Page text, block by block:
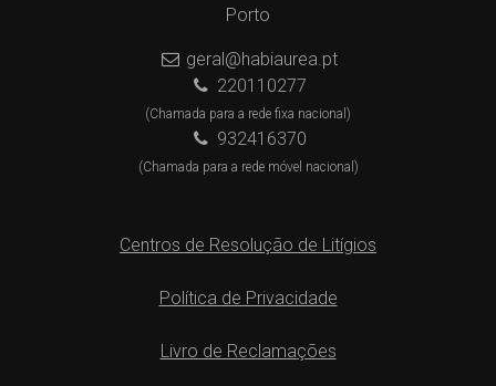
Porto
geral@habiaurea.pt
220110277
(Chamada para a rede fixa nacional)
932416370
(Chamada para a rede móvel nacional)
Centros de Resolução de Litígios
Política de Privacidade
Livro de Reclamações